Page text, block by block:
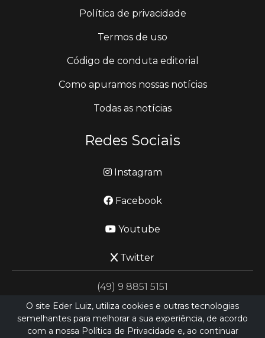
Política de privacidade
Termos de uso
Código de conduta editorial
Como apuramos nossas notícias
Todas as notícias
Redes Sociais
Instagram
Facebook
Youtube
Twitter
(49) 9 8851 5151
jornalismo@ederluiz.com.vc
O site Eder Luiz, utiliza cookies e outras tecnologias
semelhantes para melhorar a sua experiência, de acordo
com a nossa Política de Privacidade e, ao continuar